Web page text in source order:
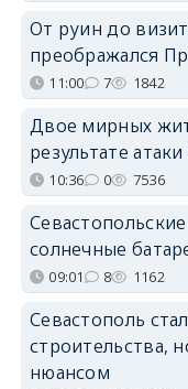
От руин до
преображался
11:00 7 1842
Двое мирных
результате
10:36 0 7536
солнечные
09:01 8 1162
Севастополь
строительства,
нюансом